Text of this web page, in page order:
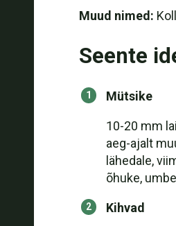
Muud nimed:
Seente
Mütsike
10-20 mm
aeg-ajalt
lähedale,
õhuke,
Kihvad